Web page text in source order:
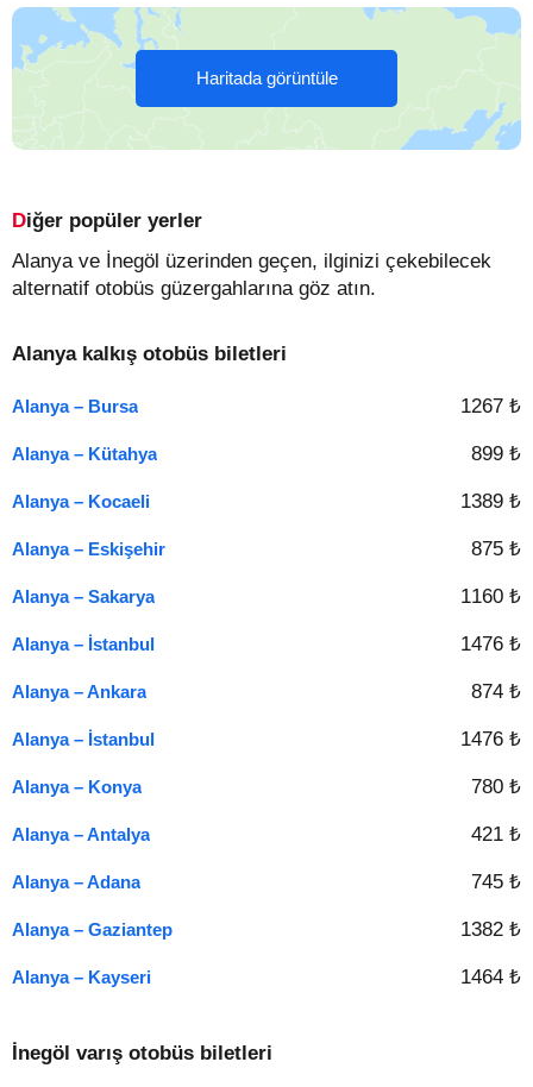
Haritada görüntüle
Diğer popüler yerler
Alanya ve İnegöl üzerinden geçen, ilginizi çekebilecek
alternatif otobüs güzergahlarına göz atın.
Alanya kalkış otobüs biletleri
Alanya – Bursa 1267 ₺
Alanya – Kütahya 899 ₺
Alanya – Kocaeli 1389 ₺
Alanya – Eskişehir 875 ₺
Alanya – Sakarya 1160 ₺
Alanya – İstanbul 1476 ₺
Alanya – Ankara 874 ₺
Alanya – İstanbul 1476 ₺
Alanya – Konya 780 ₺
Alanya – Antalya 421 ₺
Alanya – Adana 745 ₺
Alanya – Gaziantep 1382 ₺
Alanya – Kayseri 1464 ₺
İnegöl varış otobüs biletleri